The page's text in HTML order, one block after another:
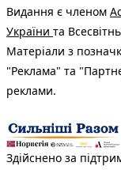
Видання є членом
України та
Матеріали з
"Реклама" та
реклами.
Здійснено за